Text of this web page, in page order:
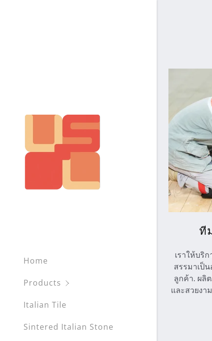
Home
Products
Granite
marble
Quartz
Slate
Veneer
Italian Tile
Sintered Italian Stone
ที
เราให้บริ
สรรมาเป็
ลูกค้า. ผลิ
และสวยงา